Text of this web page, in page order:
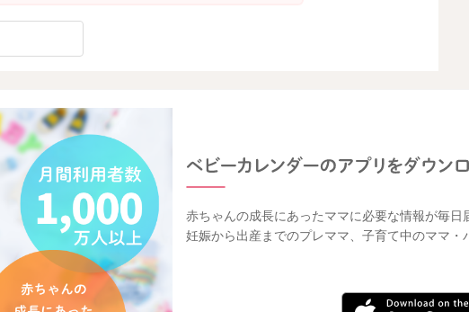
赤ちゃんの成長にあったママに必要な情報が毎日
妊娠から出産までのプレママ、子育て中のママ